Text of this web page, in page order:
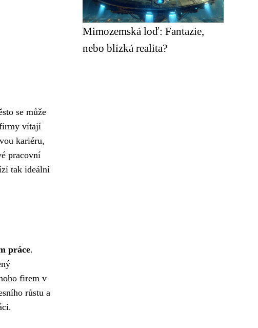
se může
vítají
kariéru,
pracovní
tak ideální
práce.
firem v
růstu a
Mimozemská loď: Fantazie,
nebo blízká realita?